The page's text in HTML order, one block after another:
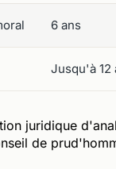
6 ans
Jusqu'à 12
juridique
de